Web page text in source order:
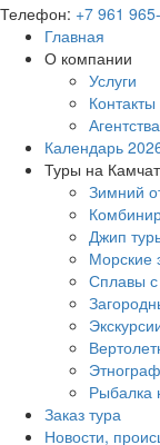
Телефон: +7 961
Главная
О компании
Услуги
Контакты
Календарь
Туры на
Зимний
Джип
Морские
Сплавы
Рыбалка
Заказ тура
Новости,